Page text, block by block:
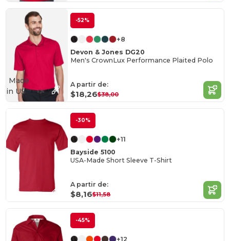
-52%
+8
Devon & Jones DG20
Men's CrownLux Performance Plaited Polo
A partir de:
$18,26$38,00
Made
in US
-30%
+11
Bayside 5100
USA-Made Short Sleeve T-Shirt
A partir de:
$8,16$11,58
-45%
+12